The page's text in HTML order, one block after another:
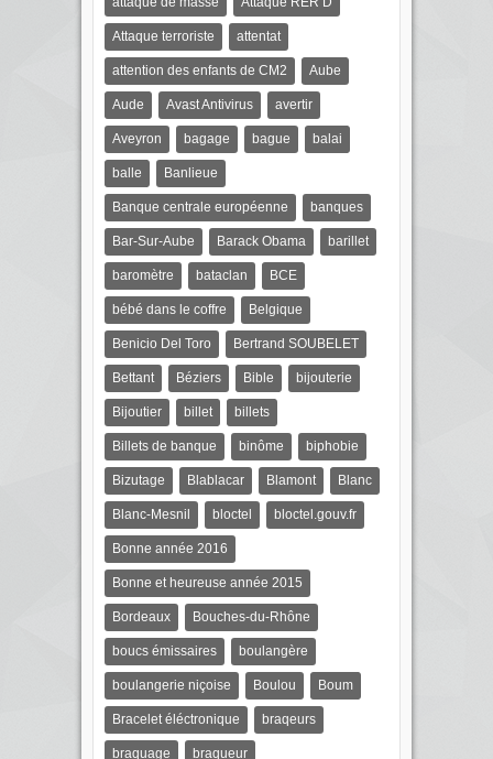
Attaque terroriste attentat
attention des enfants de CM2 Aube
Aude Avast Antivirus avertir
Aveyron bagage bague balai
balle Banlieue
Banque centrale européenne banques
Bar-Sur-Aube Barack Obama barillet
baromètre bataclan BCE
bébé dans le coffre Belgique
Benicio Del Toro Bertrand SOUBELET
Bettant Béziers Bible bijouterie
Bijoutier billet billets
Billets de banque binôme biphobie
Bizutage Blablacar Blamont Blanc
Blanc-Mesnil bloctel bloctel.gouv.fr
Bonne année 2016
Bonne et heureuse année 2015
Bordeaux Bouches-du-Rhône
boucs émissaires boulangère
boulangerie niçoise Boulou Boum
Bracelet éléctronique braqeurs
braquage braqueur